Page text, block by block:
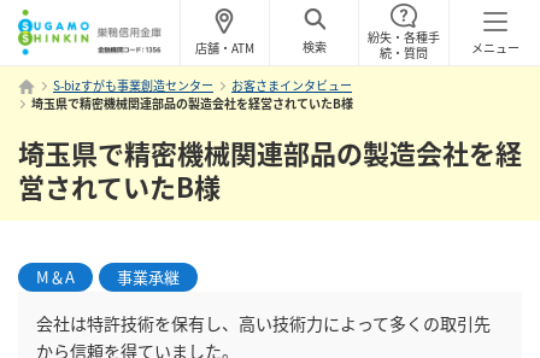
メニュー
店舗・ATM 検索
紛失・各種手
続・質問
S-bizすがも事業創造センター
お客さまインタビュー
埼玉県で精密機械関連部品の製造会社を経営されていたB様
埼玉県で精密機械関連部品の製造会社を経
営されていたB様
M＆A 事業承継
会社は特許技術を保有し、高い技術力によって多くの取引先
から信頼を得ていました。